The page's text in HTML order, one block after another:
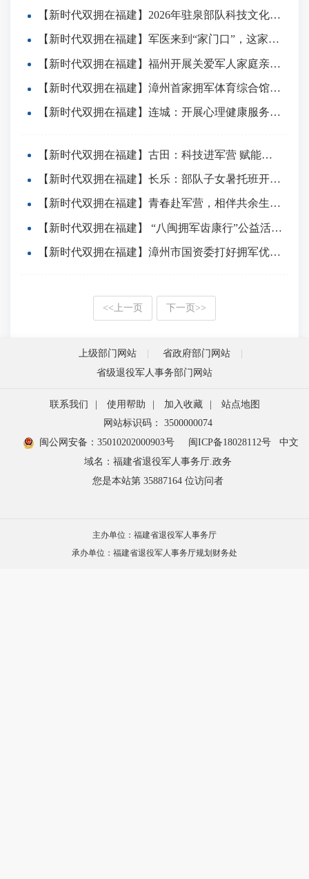
【新时代双拥在福建】2026年驻泉部队科技文化拥军集中现场办公会召开
【新时代双拥在福建】军医来到“家门口”，这家医院坚持了22年……
【新时代双拥在福建】福州开展关爱军人家庭亲子活动——“茉莉双拥·连心驿站”揭牌
【新时代双拥在福建】漳州首家拥军体育综合馆授牌
【新时代双拥在福建】连城：开展心理健康服务进军营活动
【新时代双拥在福建】古田：科技进军营 赋能强军路
【新时代双拥在福建】长乐：部队子女暑托班开班啦！
【新时代双拥在福建】青春赴军营，相伴共余生！厦门这场军地联谊活动好甜！
【新时代双拥在福建】 “八闽拥军齿康行”公益活动正式启动
【新时代双拥在福建】漳州市国资委打好拥军优属“组合拳”
<< 上一页 下一页 >>
上级部门网站
省政府部门网站
省级退役军人事务部门网站
联系我们 使用帮助 加入收藏
站点地图
网站标识码： 3500000074
闽公网安备：35010202000903号
闽ICP备18028112号
中文
域名：福建省退役军人事务厅.政务
您是本站第 35887164 位访问者
主办单位：福建省退役军人事务厅
承办单位：福建省退役军人事务厅规划财务处